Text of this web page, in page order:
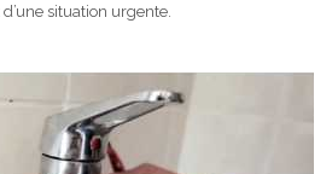
d’une situation urgente.